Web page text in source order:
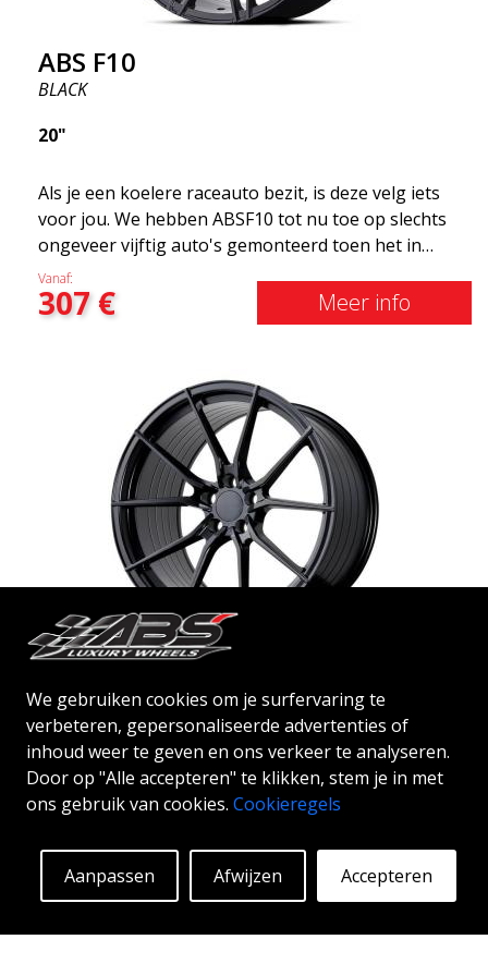
We gebruiken cookies om je surfervaring te
verbeteren, gepersonaliseerde advertenties of
inhoud weer te geven en ons verkeer te analyseren.
Door op "Alle accepteren" te klikken, stem je in met
ons gebruik van cookies. Cookieregels
Accepteren
Afwijzen
Aanpassen
ABS F10
BLACK
20"
Als je een koelere raceauto bezit, is deze velg iets
voor jou. We hebben ABSF10 tot nu toe op slechts
ongeveer vijftig auto's gemonteerd toen het in
november 2017 werd uitgebracht. De velg weegt
ongeveer 60% minder dan een gewone aluminium
velg, dankzij de unieke constructie en
wordt geleverd met de gepatenteerde ABS360
conus. Zeer robuuste velg die tegen veel stoten kan
(geschikt voor zomer/winter)
Vanaf:
307€ Meer info
ABS F15
BLACK
19"| 20"
ABS F15 (Flow forming met luxe technologie) De
De serie staat bekend als F wat staat voor Flow
Forming. De ABS F15 wordt geleverd met een
snijhoek van 30 graden in combinatie met Infini-Lip-
technologie die een dynamisch ontwerp biedt. Als je
Vanaf:
307€ Meer info